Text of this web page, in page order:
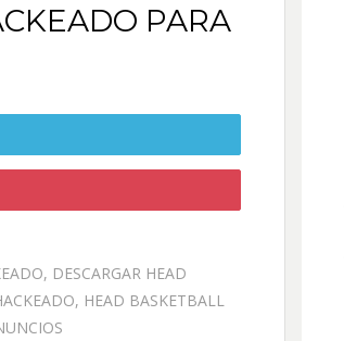
PARA
, DESCARGAR HEAD
, HEAD BASKETBALL